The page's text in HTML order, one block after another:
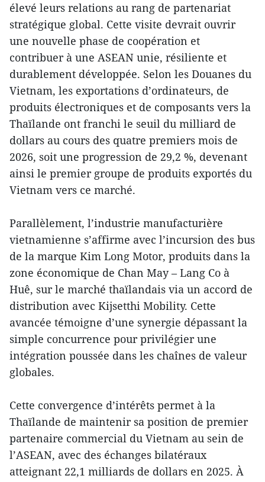
élevé leurs relations au rang de partenariat
stratégique global. Cette visite devrait ouvrir
une nouvelle phase de coopération et
contribuer à une ASEAN unie, résiliente et
durablement développée. Selon les Douanes du
Vietnam, les exportations d’ordinateurs, de
produits électroniques et de composants vers la
Thaïlande ont franchi le seuil du milliard de
dollars au cours des quatre premiers mois de
2026, soit une progression de 29,2 %, devenant
ainsi le premier groupe de produits exportés du
Vietnam vers ce marché.
Parallèlement, l’industrie manufacturière
vietnamienne s’affirme avec l’incursion des bus
de la marque Kim Long Motor, produits dans la
zone économique de Chan May – Lang Co à
Huê, sur le marché thaïlandais via un accord de
distribution avec Kijsetthi Mobility. Cette
avancée témoigne d’une synergie dépassant la
simple concurrence pour privilégier une
intégration poussée dans les chaînes de valeur
globales.
Cette convergence d’intérêts permet à la
Thaïlande de maintenir sa position de premier
partenaire commercial du Vietnam au sein de
l’ASEAN, avec des échanges bilatéraux
atteignant 22,1 milliards de dollars en 2025. À